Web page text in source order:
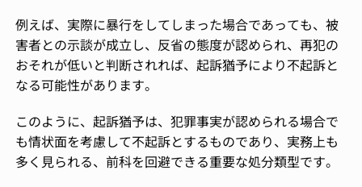
例えば、実際に暴行をしてしまった場合であっても、被
害者との示談が成立し、反省の態度が認められ、再犯の
おそれが低いと判断されれば、起訴猶予により不起訴と
なる可能性があります。
このように、起訴猶予は、犯罪事実が認められる場合で
も情状面を考慮して不起訴とするものであり、実務上も
多く見られる、前科を回避できる重要な処分類型です。